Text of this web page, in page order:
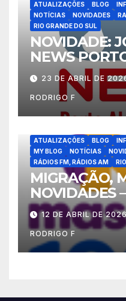
ATUALIZAÇÕES BLOG
NOTÍCIAS
NOVIDADES
RIO GRANDE DO SUL
NOVIDADE:
NEWS
23 DE ABRIL DE
RODRIGO F
ATUALIZAÇÕES BLOG
MY BLOG
NOTÍCIAS
RÁDIOS FM, RÁDIOS AM
MIGRAÇÃO,
NOVIDADES
12 DE ABRIL DE
RODRIGO F